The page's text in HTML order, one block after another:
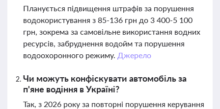
Планується підвищення штрафів за порушення
водокористування з 85-136 грн до 3 400-5 100
грн, зокрема за самовільне використання водних
ресурсів, забруднення водойм та порушення
водоохоронного режиму. Джерело
Чи можуть конфіскувати автомобіль за
п'яне водіння в Україні?
Так, з 2026 року за повторні порушення керування